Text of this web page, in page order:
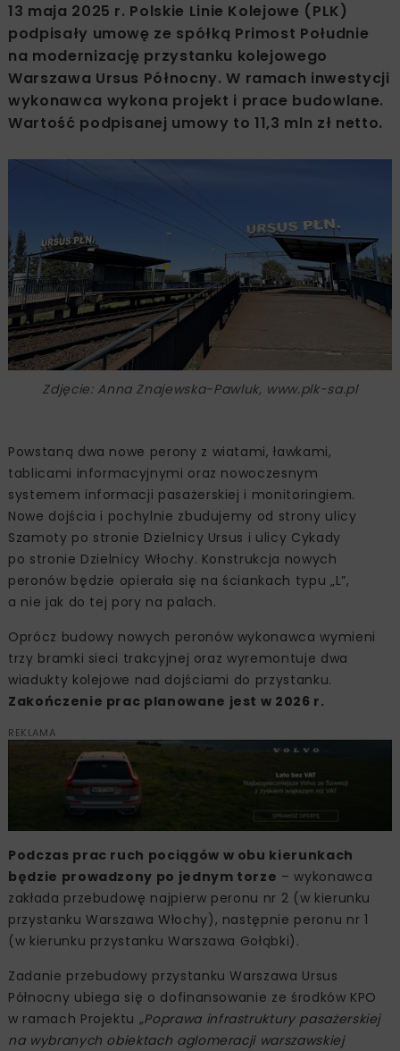
13 maja 2025 r. Polskie Linie Kolejowe (PLK)
podpisały umowę ze spółką Primost Południe
na modernizację przystanku kolejowego
Warszawa Ursus Północny. W ramach inwestycji
wykonawca wykona projekt i prace budowlane.
Wartość podpisanej umowy to 11,3 mln zł netto.
Zdjęcie: Anna Znajewska-Pawluk, www.plk-sa.pl
Powstaną dwa nowe perony z wiatami, ławkami,
tablicami informacyjnymi oraz nowoczesnym
systemem informacji pasażerskiej i monitoringiem.
Nowe dojścia i pochylnie zbudujemy od strony ulicy
Szamoty po stronie Dzielnicy Ursus i ulicy Cykady
po stronie Dzielnicy Włochy. Konstrukcja nowych
peronów będzie opierała się na ściankach typu „L”,
a nie jak do tej pory na palach.
Oprócz budowy nowych peronów wykonawca wymieni
trzy bramki sieci trakcyjnej oraz wyremontuje dwa
wiadukty kolejowe nad dojściami do przystanku.
Zakończenie prac planowane jest w 2026 r.
REKLAMA
Podczas prac ruch pociągów w obu kierunkach
będzie prowadzony po jednym torze – wykonawca
zakłada przebudowę najpierw peronu nr 2 (w kierunku
przystanku Warszawa Włochy), następnie peronu nr 1
(w kierunku przystanku Warszawa Gołąbki).
Zadanie przebudowy przystanku Warszawa Ursus
Północny ubiega się o dofinansowanie ze środków KPO
w ramach Projektu „Poprawa infrastruktury pasażerskiej
na wybranych obiektach aglomeracji warszawskiej